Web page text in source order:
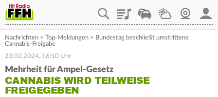
PlaylistStaupilotWetterWebcam
Nachrichten > Top-Meldungen > Bundestag beschließt umstrittene
Cannabis-Freigabe
23.02.2024, 16:10 Uhr
Mehrheit für Ampel-Gesetz
CANNABIS WIRD TEILWEISE
FREIGEGEBEN